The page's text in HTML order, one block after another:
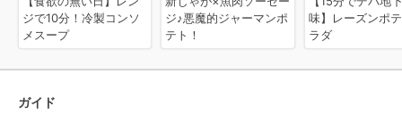
ジで10分！冷製コンソ
メスープ
ジ♪悪魔的ジャーマンポ
テト！
味】レーズンポ
ラダ
ガイド